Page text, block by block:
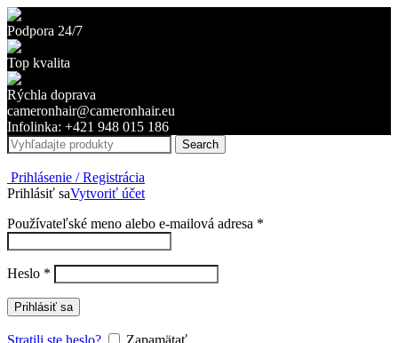
Podpora 24/7
Top kvalita
Rýchla doprava
cameronhair@cameronhair.eu
Infolinka: +421 948 015 186
Search
Prihlásenie / Registrácia
Prihlásiť saVytvoriť účet
Používateľské meno alebo e-mailová adresa *
Heslo * Povinné
Prihlásiť sa
Stratili ste heslo?
Zapamätať